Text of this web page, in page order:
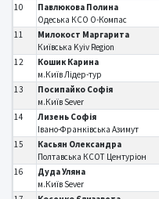
10
Павлюкова Полина
Одеська КСО О-Компас
11
Милокост Маргарита
Київська Kyiv Region
12
Кошик Карина
м.Київ Лідер-тур
13
Посипайко Софія
м.Київ Sever
14
Лизень Софія
Івано-Франківська Азимут
15
Касьян Олександра
Полтавська КСОТ Центуріон
16
Дуда Уляна
м.Київ Sever